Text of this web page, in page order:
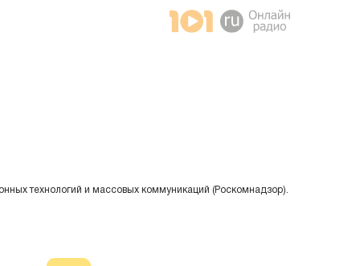
технологий и массовых коммуникаций (Роскомнадзор).